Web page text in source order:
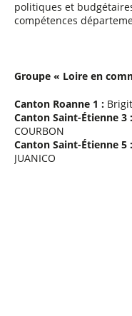
politiques et
compétences
Groupe « Loire en
Canton Roanne 1 :
Canton Saint-Étienne 3 :
COURBON
Canton Saint-Étienne 5 :
JUANICO